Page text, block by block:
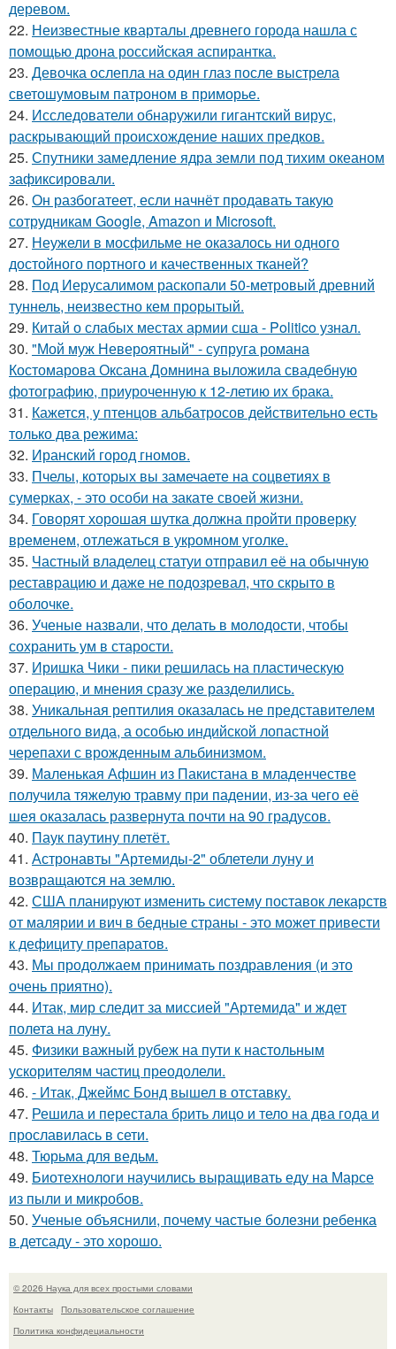
деревом.
22. Неизвестные кварталы древнего города нашла с
помощью дрона российская аспирантка.
23. Девочка ослепла на один глаз после выстрела
светошумовым патроном в приморье.
24. Исследователи обнаружили гигантский вирус,
раскрывающий происхождение наших предков.
25. Спутники замедление ядра земли под тихим океаном
зафиксировали.
26. Он разбогатеет, если начнёт продавать такую
сотрудникам Google, Amazon и Microsoft.
27. Неужели в мосфильме не оказалось ни одного
достойного портного и качественных тканей?
28. Под Иерусалимом раскопали 50-метровый древний
туннель, неизвестно кем прорытый.
29. Китай о слабых местах армии сша - Politico узнал.
30. "Мой муж Невероятный" - супруга романа
Костомарова Оксана Домнина выложила свадебную
фотографию, приуроченную к 12-летию их брака.
31. Кажется, у птенцов альбатросов действительно есть
только два режима:
32. Иранский город гномов.
33. Пчелы, которых вы замечаете на соцветиях в
сумерках, - это особи на закате своей жизни.
34. Говорят хорошая шутка должна пройти проверку
временем, отлежаться в укромном уголке.
35. Частный владелец статуи отправил её на обычную
реставрацию и даже не подозревал, что скрыто в
оболочке.
36. Ученые назвали, что делать в молодости, чтобы
сохранить ум в старости.
37. Иришка Чики - пики решилась на пластическую
операцию, и мнения сразу же разделились.
38. Уникальная рептилия оказалась не представителем
отдельного вида, а особью индийской лопастной
черепахи с врожденным альбинизмом.
39. Маленькая Афшин из Пакистана в младенчестве
получила тяжелую травму при падении, из-за чего её
шея оказалась развернута почти на 90 градусов.
40. Паук паутину плетёт.
41. Астронавты "Артемиды-2" облетели луну и
возвращаются на землю.
42. США планируют изменить систему поставок лекарств
от малярии и вич в бедные страны - это может привести
к дефициту препаратов.
43. Мы продолжаем принимать поздравления (и это
очень приятно).
44. Итак, мир следит за миссией "Артемида" и ждет
полета на луну.
45. Физики важный рубеж на пути к настольным
ускорителям частиц преодолели.
46. - Итак, Джеймс Бонд вышел в отставку.
47. Решила и перестала брить лицо и тело на два года и
прославилась в сети.
48. Тюрьма для ведьм.
49. Биотехнологи научились выращивать еду на Марсе
из пыли и микробов.
50. Ученые объяснили, почему частые болезни ребенка
в детсаду - это хорошо.
© 2026 Наука для всех простыми словами
Контакты
Пользовательское соглашение
Политика конфидециальности